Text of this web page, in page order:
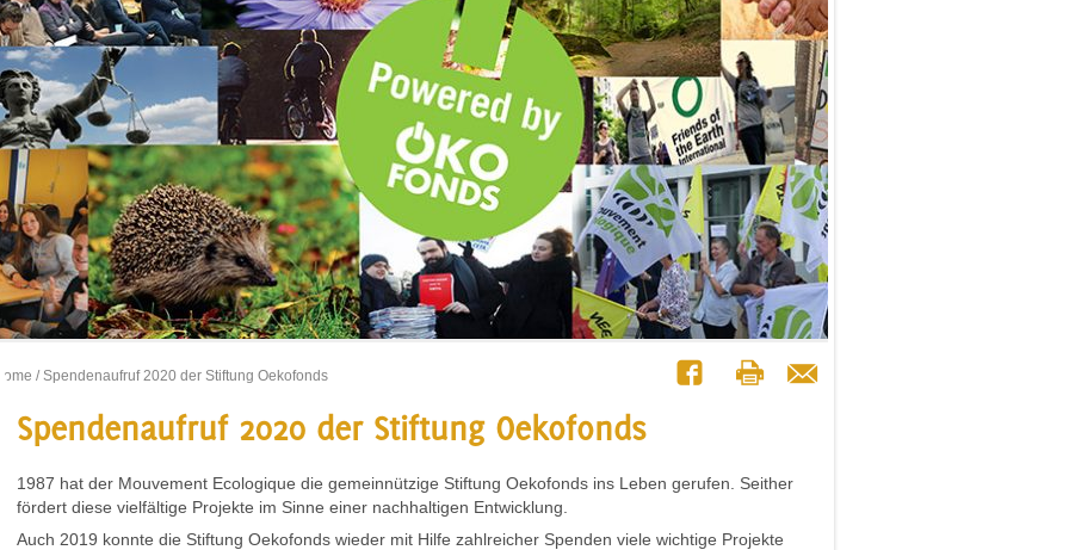
Home / Spendenaufruf 2020 der Stiftung Oekofonds
Spendenaufruf 2020 der Stiftung Oekofonds
1987 hat der Mouvement Ecologique die gemeinnützige Stiftung Oekofonds ins Leben gerufen. Seither
fördert diese vielfältige Projekte im Sinne einer nachhaltigen Entwicklung.
Auch 2019 konnte die Stiftung Oekofonds wieder mit Hilfe zahlreicher Spenden viele wichtige Projekte